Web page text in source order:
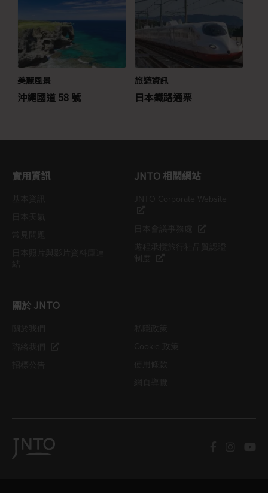
美麗風景
沖繩國道 58 號
旅遊資訊
日本鐵路通票
實用資訊 JNTO 相關網站
關於 JNTO